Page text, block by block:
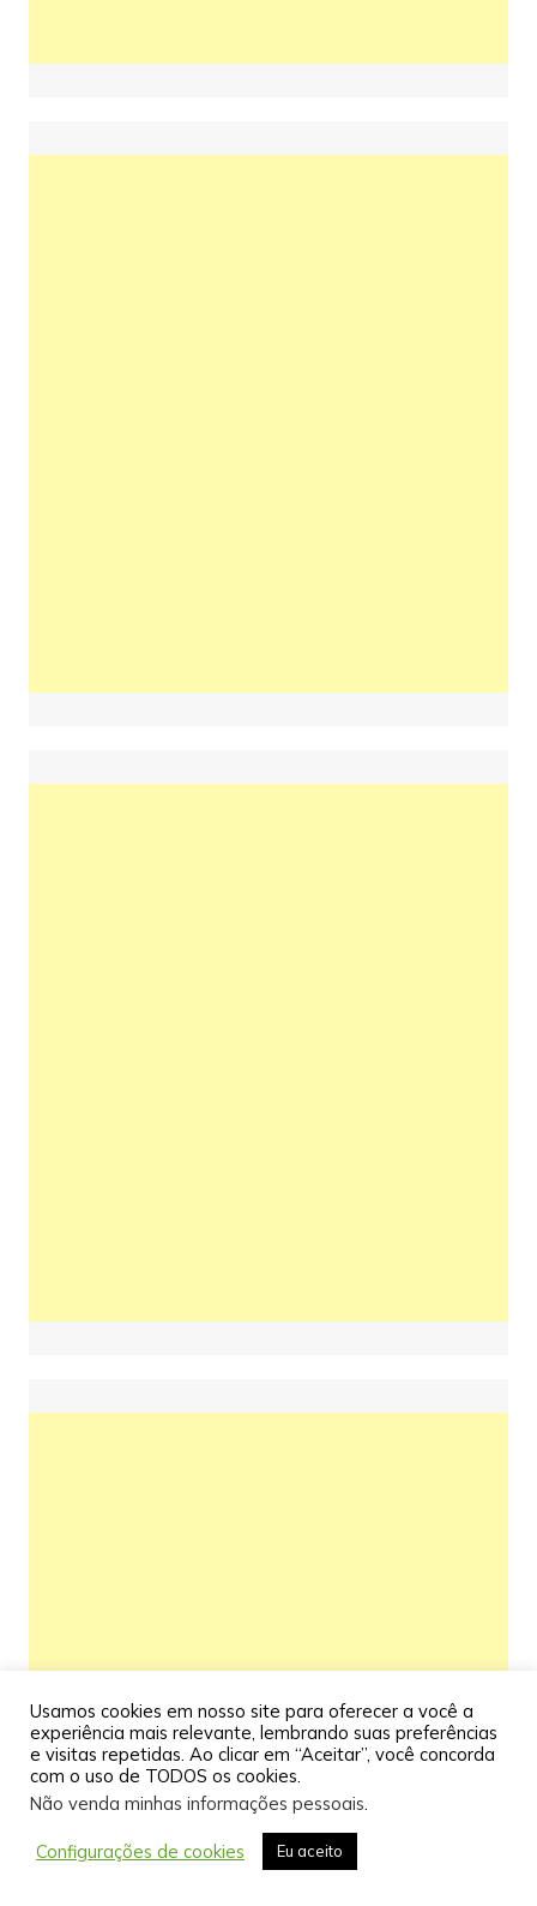
Usamos cookies em nosso site para oferecer a você a
experiência mais relevante, lembrando suas preferências
e visitas repetidas. Ao clicar em “Aceitar”, você concorda
com o uso de TODOS os cookies.
Não venda minhas informações pessoais.
Configurações de cookies Eu aceito